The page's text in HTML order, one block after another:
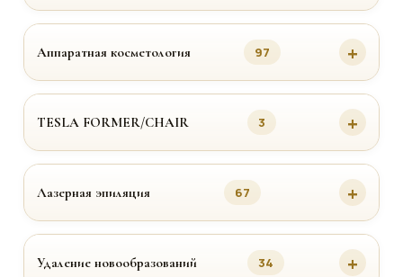
Аппаратная косметология 97
TESLA FORMER/CHAIR 3
Лазерная эпиляция 67
Удаление новообразований 34